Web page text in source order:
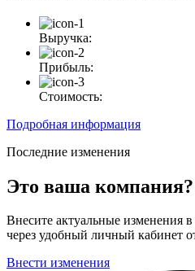
Выручка:
Прибыль:
Стоимость:
Подробная информация
Последние изменения
Это ваша компания?
Внесите актуальные изменения
через удобный личный кабинет
Внести изменения